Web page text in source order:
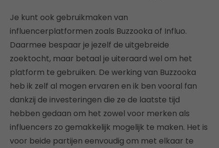
Je kunt ook gebruikmaken van
influencerplatformen zoals Buzzooka of Influo.
Daarmee bespaar je jezelf de uitgebreide
zoektocht, maar betaal je uiteraard wel om het
platform te gebruiken. De werking van Buzzooka
heb ik zelf al mogen ervaren en ik ben vooral fan
dankzij de investeringen die ze de laatste tijd
hebben gedaan om het zowel voor merken als
influencers zo gemakkelijk mogelijk te maken. Het is
voor beide partijen eenvoudig om met elkaar te